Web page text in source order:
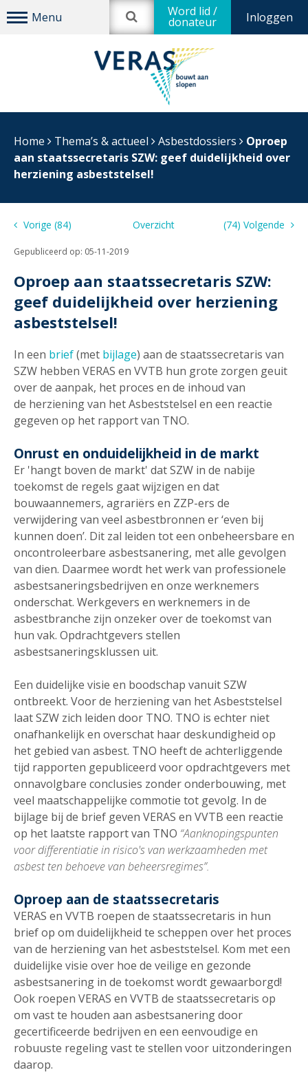
Inloggen
Word lid /
donateur
Home Thema’s & actueel Asbestdossiers
Oproep
aan staatssecretaris SZW: geef duidelijkheid over
herziening asbeststelsel!
Vorige (84) Overzicht (74) Volgende
Gepubliceerd op: 05-11-2019
Oproep aan staatssecretaris SZW:
geef duidelijkheid over herziening
asbeststelsel!
In een brief(met bijlage) aan de staatssecretaris van
SZW hebben VERAS en VVTB hun grote zorgen geuit
over de aanpak, het proces en de inhoud van
de herziening van het Asbeststelsel en een reactie
gegeven op het rapport van TNO.
Onrust en onduidelijkheid in de markt
Er 'hangt boven de markt' dat SZW in de nabije
toekomst de regels gaat wijzigen en dat
bouwaannemers, agrariërs en ZZP-ers de
verwijdering van veel asbestbronnen er ‘even bij
kunnen doen’. Dit zal leiden tot een onbeheersbare en
oncontroleerbare asbestsanering, met alle gevolgen
van dien. Daarmee wordt het werk van professionele
asbestsaneringsbedrijven en onze werknemers
onderschat. Werkgevers en werknemers in de
asbestbranche zijn onzeker over de toekomst van
hun vak. Opdrachtgevers stellen
asbestsaneringsklussen uit.
Een duidelijke visie en boodschap vanuit SZW
ontbreekt. Voor de herziening van het Asbeststelsel
laat SZW zich leiden door TNO. TNO is echter niet
onafhankelijk en overschat haar deskundigheid op
het gebied van asbest. TNO heeft de achterliggende
tijd rapporten gepubliceerd voor opdrachtgevers met
onnavolgbare conclusies zonder onderbouwing, met
veel maatschappelijke commotie tot gevolg. In de
bijlage bij de brief geven VERAS en VVTB een reactie
op het laatste rapport van TNO “Aanknopingspunten
voor differentiatie in risico's van werkzaamheden met
asbest ten behoeve van beheersregimes”.
Oproep aan de staatssecretaris
VERAS en VVTB roepen de staatssecretaris in hun
brief op om duidelijkheid te scheppen over het proces
van de herziening van het asbeststelsel. Kom met een
duidelijke visie over hoe de veilige en gezonde
asbestsanering in de toekomst wordt gewaarborgd!
Ook roepen VERAS en VVTB de staatssecretaris op
om vast te houden aan asbestsanering door
gecertificeerde bedrijven en een eenvoudige en
robuuste regeling vast te stellen voor uitzonderingen
daarop.